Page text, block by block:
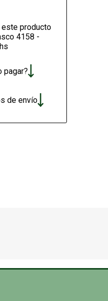
producto
4158 -
pagar?
de envío